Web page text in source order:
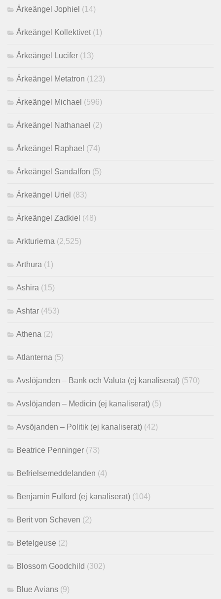
Ärkeängel Jophiel (14)
Ärkeängel Kollektivet(1)
Ärkeängel Lucifer (13)
Ärkeängel Metatron (123)
Ärkeängel Michael (596)
Ärkeängel Nathanael (2)
Ärkeängel Raphael (74)
Ärkeängel Sandalfon (5)
Ärkeängel Uriel (83)
Ärkeängel Zadkiel (48)
Arkturierna (2,525)
Arthura (1)
Ashira (15)
Ashtar (453)
Athena (2)
Atlanterna (5)
Avslöjanden – Bank och Valuta (ej kanaliserat) (570)
Avslöjanden – Medicin (ej kanaliserat) (5)
Avsöjanden – Politik (ej kanaliserat) (42)
Beatrice Penninger (73)
Befrielsemeddelanden (4)
Benjamin Fulford (ej kanaliserat) (104)
Berit von Scheven (2)
Betelgeuse (2)
Blossom Goodchild (302)
Blue Avians (9)